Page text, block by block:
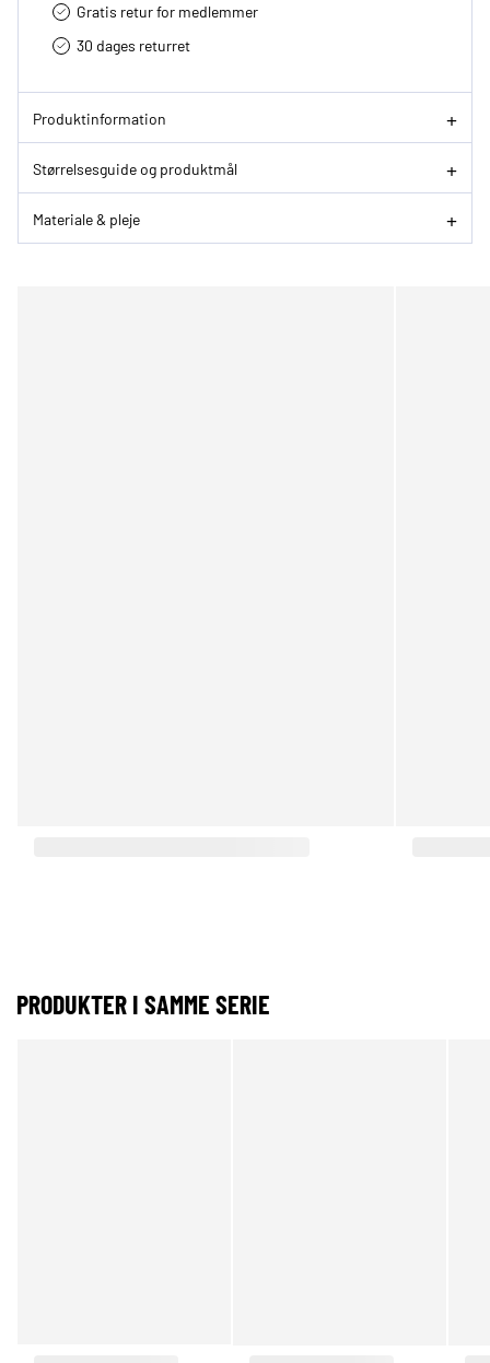
Gratis retur for medlemmer
30 dages returret
Produktinformation
Størrelsesguide og produktmål
Materiale & pleje
PRODUKTER I SAMME SERIE